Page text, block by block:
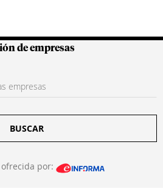
Colombianas
de empresas
BUSCAR
por: